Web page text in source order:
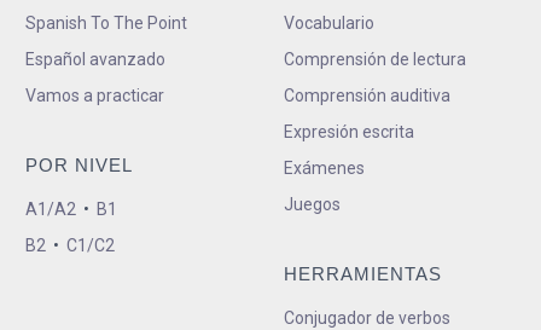
Spanish To The Point
Español avanzado
Vamos a practicar
POR NIVEL
A1/A2 • B1
B2 • C1/C2
Vocabulario
Comprensión de lectura
Comprensión auditiva
Expresión escrita
Exámenes
Juegos
HERRAMIENTAS
Conjugador de verbos